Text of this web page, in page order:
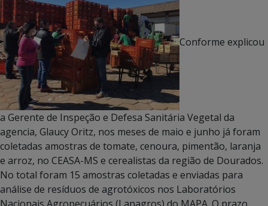
Conforme explicou
a Gerente de Inspeção e Defesa Sanitária Vegetal da
agencia, Glaucy Oritz, nos meses de maio e junho já foram
coletadas amostras de tomate, cenoura, pimentão, laranja
e arroz, no CEASA-MS e cerealistas da região de Dourados.
No total foram 15 amostras coletadas e enviadas para
análise de resíduos de agrotóxicos nos Laboratórios